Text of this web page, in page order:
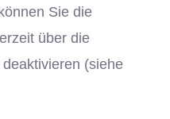
Sie die
über die
(siehe